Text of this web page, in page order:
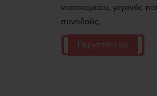
νοσοκομείου, γεγονός
συνοδούς.
Περισσότερα